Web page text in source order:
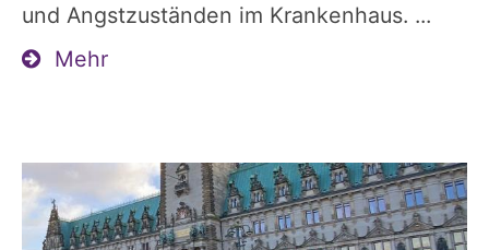
und Angstzuständen im Krankenhaus. ...
Mehr